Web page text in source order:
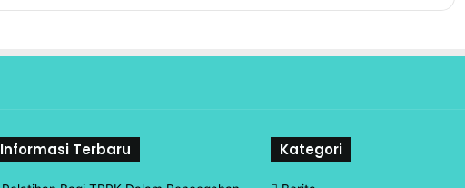
Informasi Terbaru Kategori